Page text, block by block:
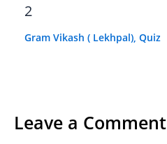
2
Gram Vikash ( Lekhpal), Quiz
Leave a Comment